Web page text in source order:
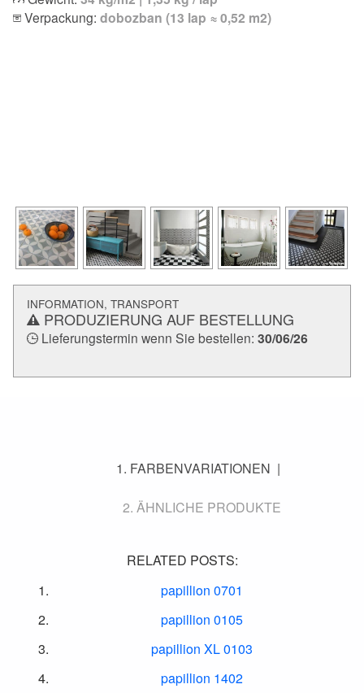
Verpackung: dobozban (13 lap ≈ 0,52 m2)
INFORMATION, TRANSPORT
PRODUZIERUNG AUF BESTELLUNG
Lieferungstermin wenn Sie bestellen: 30/06/26
FARBENVARIATIONEN
ÄHNLICHE PRODUKTE
RELATED POSTS:
papillion 0701
papillion 0105
papillion XL 0103
papillion 1402